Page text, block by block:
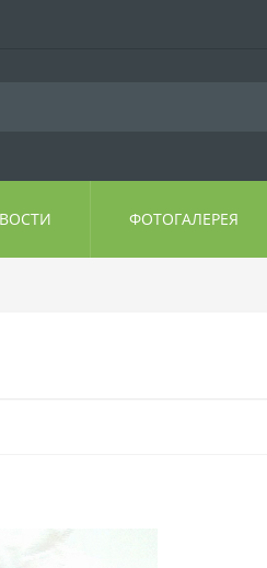
ФОТОГАЛЕРЕЯ